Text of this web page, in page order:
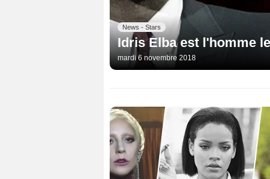
News - Stars
Idris Elba est l'homme
mardi 6 novembre 2018